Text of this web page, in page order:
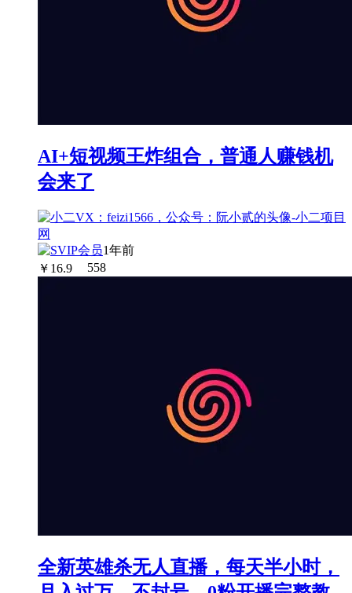
AI+短视频王炸组合，普通人赚钱机
会来了
1年前
￥ 16.9 558
全新英雄杀无人直播，每天半小时，